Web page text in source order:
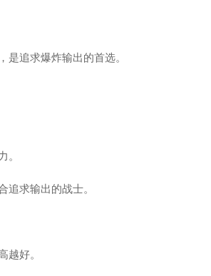
追求爆炸输出的首选。
。
追求输出的战士。
越好。